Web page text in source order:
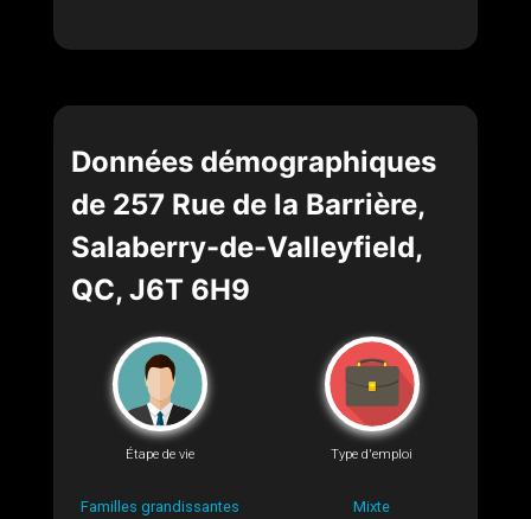
Données démographiques
de 257 Rue de la Barrière,
Salaberry-de-Valleyfield,
QC, J6T 6H9
Étape de vie
Familles grandissantes
Type d'emploi
Mixte